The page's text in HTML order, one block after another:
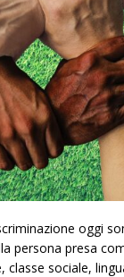
oggi
persona presa
classe sociale,